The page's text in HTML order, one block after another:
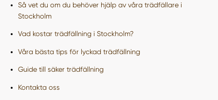
Så vet du om du behöver hjälp av våra trädfällare i
Stockholm
Vad kostar trädfällning i Stockholm?
Våra bästa tips för lyckad trädfällning
Guide till säker trädfällning
Kontakta oss